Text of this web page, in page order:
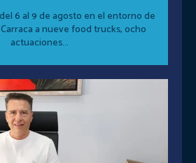
6 al 9 de agosto en el entorno de
a nueve food trucks, ocho
actuaciones...